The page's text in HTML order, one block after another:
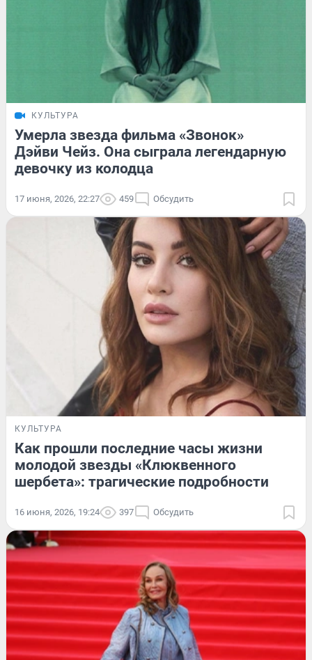
КУЛЬТУРА
Умерла звезда фильма «Звонок»
Дэйви Чейз. Она сыграла легендарную
девочку из колодца
17 июня, 2026, 22:27 459 Обсудить
КУЛЬТУРА
Как прошли последние часы жизни
молодой звезды «Клюквенного
шербета»: трагические подробности
16 июня, 2026, 19:24 397 Обсудить